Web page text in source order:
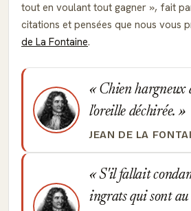
tout en voulant tout gagner , fait
citations et pensées que nous vous
de La Fontaine.
Chien hargneux
l'oreille déchirée.
JEAN DE LA
S'il fallait
ingrats qui sont au